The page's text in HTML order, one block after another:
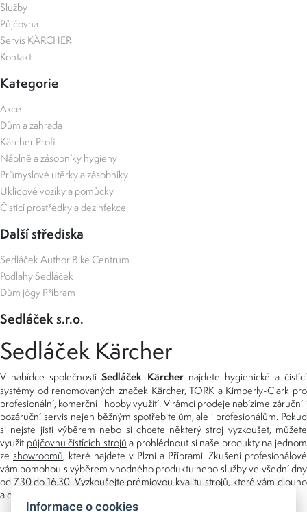
Služby
Půjčovna
Servis KÄRCHER
Kontakt
Kategorie
Akce
Dům a zahrada
Kärcher Profi
Náplně a zásobníky hygieny
Průmyslové utěrky a zásobníky
Úklidové vozíky a pomůcky
Čisticí prostředky a dezinfekce
Další střediska
Sedláček Author Bike Centrum
Podlahy Sedláček
Dům jógy Příbram
Sedláček s.r.o.
Sedláček Kärcher
V nabídce společnostiSedláček Kärchernajdete hygienické a čistící
systémy od renomovaných značek Kärcher,TORK a Kimberly-Clark pro
profesionální, komerční i hobby využití. V rámci prodeje nabízíme záruční i
pozáruční servis nejen běžným spotřebitelům, ale i profesionálům. Pokud
si nejste jisti výběrem nebo si chcete některý stroj vyzkoušet, můžete
využít půjčovnu čistících strojů a prohlédnout si naše produkty na jednom
ze showroomů, které najdete v Plzni a Příbrami. Zkušení profesionálové
vám pomohou s výběrem vhodného produktu nebo služby ve všední dny
od 7.30 do 16.30. Vyzkoušejte prémiovou kvalitu strojů, které vám dlouho
a dobře poslouží nejen doma, ale i v zaměstnání.
Informace o cookies